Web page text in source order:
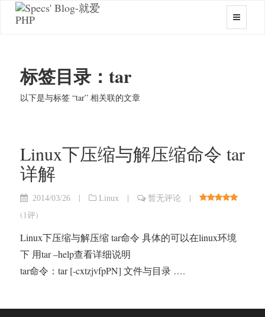
标签目录：tar
以下是与标签 “tar” 相关联的文章
Linux下压缩与解压缩命令 tar
详解
2014/03/26 | Linux | 暂无评论
|
(1评)
Linux下压缩与解压缩 tar命令 具体的可以在linux环境
下 用tar –help查看详细说明
tar命令：tar [-cxtzjvfpPN] 文件与目录 ….